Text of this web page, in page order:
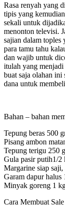
Rasa renyah yang
tipis yang
sekali untuk
menonton televisi.
sajian dalam toples
para tamu tahu
dan wajib untuk
itulah yang
buat saja olahan ini
dana untuk
Bahan – bahan
Tepung beras 500
Pisang ambon
Tepung terigu 250
Gula pasir putih1/2
Margarine siap saji,
Garam dapur halus
Minyak goreng 1
Cara Membuat